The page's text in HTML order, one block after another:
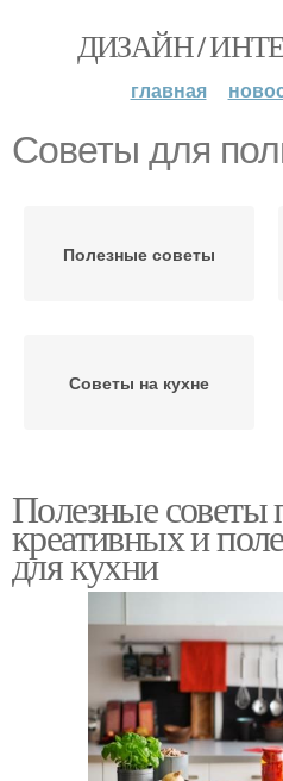
ДИЗАЙН /
главная
Советы для
Полезные советы
Советы на кухне
Полезные советы
креативных и
для кухни